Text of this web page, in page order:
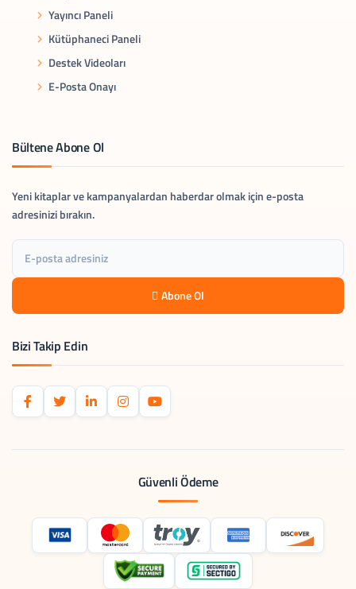
Yayıncı Paneli
Kütüphaneci Paneli
Destek Videoları
E-Posta Onayı
Bültene Abone Ol
Yeni kitaplar ve kampanyalardan haberdar olmak için e-posta
adresinizi bırakın.
Abone Ol
Bizi Takip Edin
Güvenli Ödeme